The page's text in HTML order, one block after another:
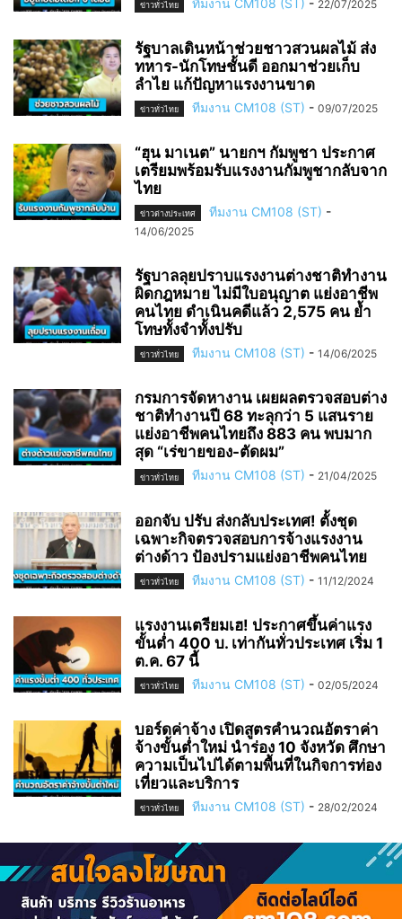
ข่าวทั่วไทย 22/07/2025
รัฐบาลเดินหน้าช่วยชาวสวนผลไม้ ส่ง
ทหาร-นักโทษชั้นดี ออกมาช่วยเก็บ
ลำไย แก้ปัญหาแรงงานขาด
ข่าวทั่วไทย ทีมงาน CM108 (ST) - 09/07/2025
“ฮุน มาเนต” นายกฯ กัมพูชา ประกาศ
เตรียมพร้อมรับแรงงานกัมพูชากลับจาก
ไทย
ข่าวต่างประเทศ ทีมงาน CM108 (ST) -
14/06/2025
รัฐบาลลุยปราบแรงงานต่างชาติทำงาน
ผิดกฎหมาย ไม่มีใบอนุญาต แย่งอาชีพ
คนไทย ดำเนินคดีแล้ว 2,575 คน ย้ำ
โทษทั้งจำทั้งปรับ
ข่าวทั่วไทย ทีมงาน CM108 (ST) - 14/06/2025
กรมการจัดหางาน เผยผลตรวจสอบต่าง
ชาติทำงานปี 68 ทะลุกว่า 5 แสนราย
แย่งอาชีพคนไทยถึง 883 คน พบมาก
สุด “เร่ขายของ-ตัดผม”
ข่าวทั่วไทย ทีมงาน CM108 (ST) - 21/04/2025
ออกจับ ปรับ ส่งกลับประเทศ! ตั้งชุด
เฉพาะกิจตรวจสอบการจ้างแรงงาน
ต่างด้าว ป้องปรามแย่งอาชีพคนไทย
ข่าวทั่วไทย ทีมงาน CM108 (ST) - 11/12/2024
แรงงานเตรียมเฮ! ประกาศขึ้นค่าแรง
ขั้นต่ำ 400 บ. เท่ากันทั่วประเทศ เริ่ม 1
ต.ค. 67 นี้
ข่าวทั่วไทย ทีมงาน CM108 (ST) - 02/05/2024
บอร์ดค่าจ้าง เปิดสูตรคำนวณอัตราค่า
จ้างขั้นต่ำใหม่ นำร่อง 10 จังหวัด ศึกษา
ความเป็นไปได้ตามพื้นที่ในกิจการท่อง
เที่ยวและบริการ
ข่าวทั่วไทย ทีมงาน CM108 (ST) - 28/02/2024